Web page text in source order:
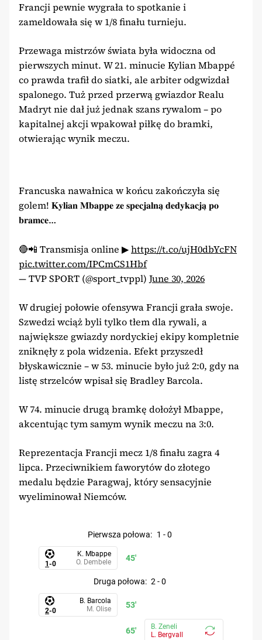
Francji pewnie wygrała to spotkanie i
zameldowała się w 1/8 finału turnieju.
Przewaga mistrzów świata była widoczna od
pierwszych minut. W 21. minucie Kylian Mbappé
co prawda trafił do siatki, ale arbiter odgwizdał
spalonego. Tuż przed przerwą gwiazdor Realu
Madryt nie dał już jednak szans rywalom – po
kapitalnej akcji wpakował piłkę do bramki,
otwierając wynik meczu.
Francuska nawałnica w końcu zakończyła się
golem! 𝐊𝐲𝐥𝐢𝐚𝐧 𝐌𝐛𝐚𝐩𝐩𝐞 𝐳𝐞 𝐬𝐩𝐞𝐜𝐣𝐚𝐥𝐧𝐚̨ 𝐝𝐞𝐝𝐲𝐤𝐚𝐜𝐣𝐚̨ 𝐩𝐨
𝐛𝐫𝐚𝐦𝐜𝐞…
🔴📲 Transmisja online ▶https://t.co/ujH0dbYcFN
pic.twitter.com/IPCmCS1Hbf
— TVP SPORT (@sport_tvppl) June 30, 2026
W drugiej połowie ofensywa Francji grała swoje.
Szwedzi wciąż byli tylko tłem dla rywali, a
największe gwiazdy nordyckiej ekipy kompletnie
zniknęły z pola widzenia. Efekt przyszedł
błyskawicznie – w 53. minucie było już 2:0, gdy na
listę strzelców wpisał się Bradley Barcola.
W 74. minucie drugą bramkę dołożył Mbappe,
akcentując tym samym wynik meczu na 3:0.
Reprezentacja Francji mecz 1/8 finału zagra 4
lipca. Przeciwnikiem faworytów do złotego
medalu będzie Paragwaj, który sensacyjnie
wyeliminował Niemców.
pierwsza połowa: 1 - 0
45'
1 -0
K. Mbappe
O. Dembele
druga połowa: 2-0
53'
2-0
B. Barcola
M. Olise
65'
B. Zeneli
L. Bergvall